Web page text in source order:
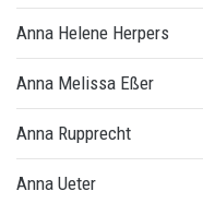
Anna Helene Herpers
Anna Melissa Eßer
Anna Rupprecht
Anna Ueter